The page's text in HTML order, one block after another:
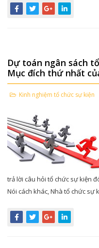
Dự toán ngân sách
Mục đích thứ nhất
Kinh nghiệm tổ chức sự kiện
trả lời câu hỏi tổ chức sự kiện
Nói cách khác, Nhà tổ chức sự